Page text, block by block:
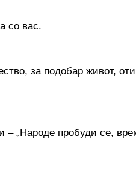
со вас.
за подобар живот,
– „Народе пробуди се,